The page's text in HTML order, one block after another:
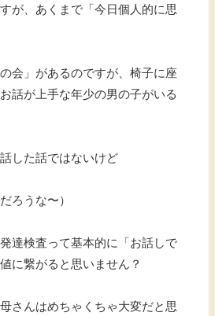
が、あくまで「今日個人的に思
会」があるのですが、椅子に座
話が上手な年少の男の子がいる
した話ではないけど
ろうな〜）
達検査って基本的に「お話しで
に繋がると思いません？
さんはめちゃくちゃ大変だと思